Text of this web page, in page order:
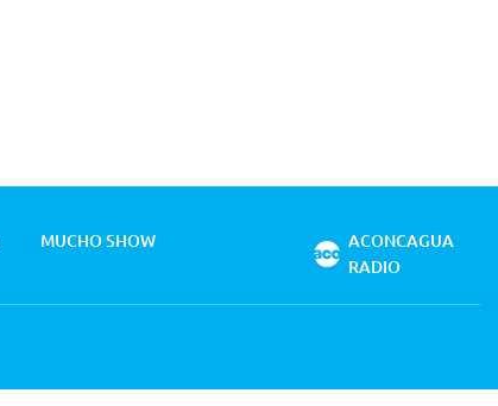
MUCHO SHOW
ACONCAGUA
RADIO